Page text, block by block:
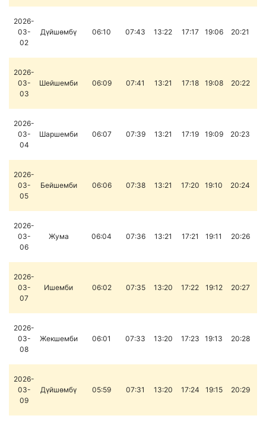
2026-
03-
02
Дүйшөмбү 06:10 07:43 13:22 17:17 19:06 20:21
2026-
03-
03
Шейшемби 06:09 07:41 13:21 17:18 19:08 20:22
2026-
03-
04
Шаршемби 06:07 07:39 13:21 17:19 19:09 20:23
2026-
03-
05
Бейшемби 06:06 07:38 13:21 17:20 19:10 20:24
2026-
03-
06
Жума 06:04 07:36 13:21 17:21 19:11 20:26
2026-
03-
07
Ишемби 06:02 07:35 13:20 17:22 19:12 20:27
2026-
03-
08
Жекшемби 06:01 07:33 13:20 17:23 19:13 20:28
2026-
03-
09
Дүйшөмбү 05:59 07:31 13:20 17:24 19:15 20:29